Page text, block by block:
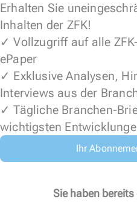
Erhalten Sie
Inhalten der ZFK!
✓ Vollzugriff auf alle
ePaper
✓ Exklusive Analysen,
Interviews aus der
✓ Tägliche Branchen-
wichtigsten
Ihr
Sie haben